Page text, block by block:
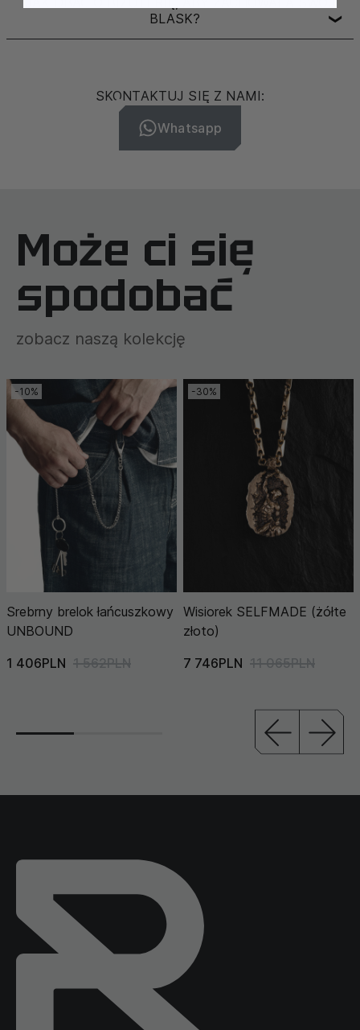
BLASK?
❯
SKONTAKTUJ SIĘ Z NAMI:
Whatsapp
Może ci się
spodobać
zobacz naszą kolekcję
-10%
Srebrny brelok łańcuszkowy
UNBOUND
1 406PLN 1 562PLN
-30%
Wisiorek SELFMADE (żółte
złoto)
7 746PLN 11 065PLN